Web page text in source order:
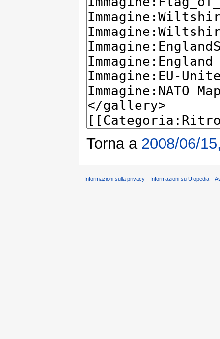
Torna a 2008/06/
Informazioni sulla privacy Informazioni su Ufopedia